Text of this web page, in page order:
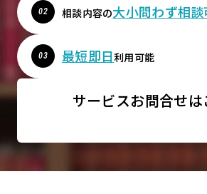
相談内容の大小問わず相談
最短即日利用可能
サービスお問合せは